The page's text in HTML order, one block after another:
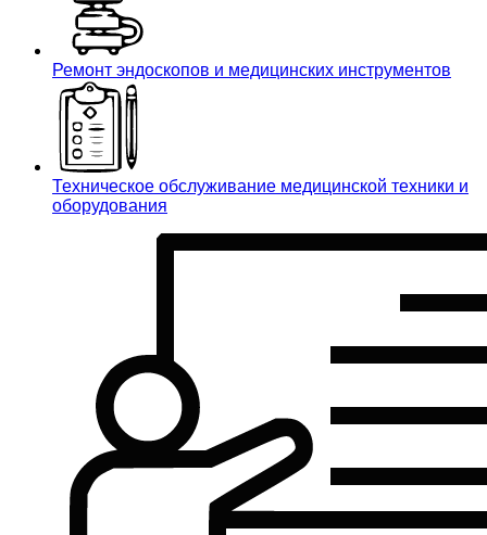
Ремонт эндоскопов и медицинских инструментов
Техническое обслуживание медицинской техники и
оборудования